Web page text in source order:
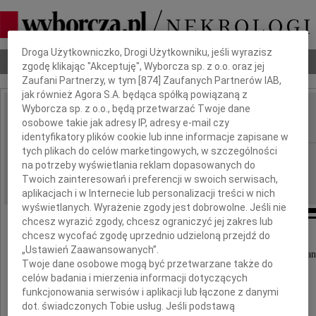
Nekrologi Odeszli Poradnik pogrzebowy
IMIĘ I NAZWISKO: Teresa Cisek
REGION: Wrocław
DATA EMISJI: 07.04.2020
Ze smutkiem zawiadamiamy,
że dnia 27 marca 2020 roku odeszła nasza
Mama, Teściowa, Babcia,
Teresa Cisek
Dbamy o Twoją prywatność
Droga Użytkowniczko, Drogi Użytkowniku, jeśli wyrazisz
zgodę klikając "Akceptuję", Wyborcza sp. z o.o. oraz jej
Zaufani Partnerzy, w tym [874 ] Zaufanych Partnerów IAB,
jak również Agora S.A. będąca spółką powiązaną z
Wyborcza sp. z o.o., będą przetwarzać Twoje dane
osobowe takie jak adresy IP, adresy e-mail czy
identyfikatory plików cookie lub inne informacje zapisane w
tych plikach do celów marketingowych, w szczególności
na potrzeby wyświetlania reklam dopasowanych do
Twoich zainteresowań i preferencji w swoich serwisach,
aplikacjach i w Internecie lub personalizacji treści w nich
wyświetlanych. Wyrażenie zgody jest dobrowolne. Jeśli nie
chcesz wyrazić zgody, chcesz ograniczyć jej zakres lub
chcesz wycofać zgodę uprzednio udzieloną przejdź do
„Ustawień Zaawansowanych”.
Twoje dane osobowe mogą być przetwarzane także do
celów badania i mierzenia informacji dotyczących
funkcjonowania serwisów i aplikacji lub łączone z danymi
dot. świadczonych Tobie usług. Jeśli podstawą